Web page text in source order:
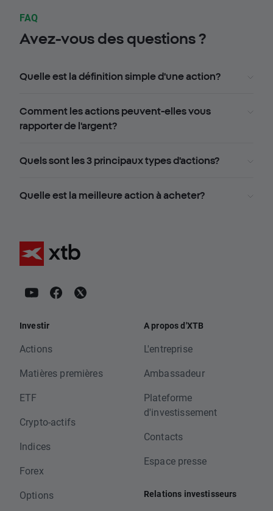
FAQ
Avez-vous des questions ?
Quelle est la définition simple d'une action?
Comment les actions peuvent-elles vous
rapporter de l'argent?
Quels sont les 3 principaux types d'actions?
Quelle est la meilleure action à acheter?
Investir
Actions
Matières premières
ETF
Crypto-actifs
Indices
Forex
Options
A propos d'XTB
L'entreprise
Ambassadeur
Plateforme
d'investissement
Contacts
Espace presse
Relations investisseurs